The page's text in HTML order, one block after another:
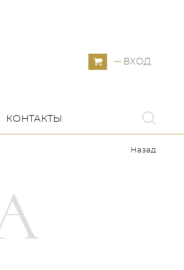
ВХОД
КОНТАКТЫ
Назад